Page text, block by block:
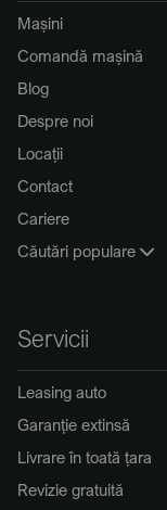
Mașini
Comandă mașină
Blog
Despre noi
Locații
Contact
Cariere
Căutări populare
Servicii
Leasing auto
Garanție extinsă
Livrare în toată țara
Revizie gratuită